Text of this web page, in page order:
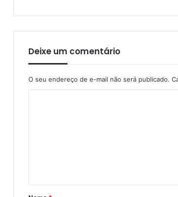
Deixe um comentário
O seu endereço de e-mail não será publicado.